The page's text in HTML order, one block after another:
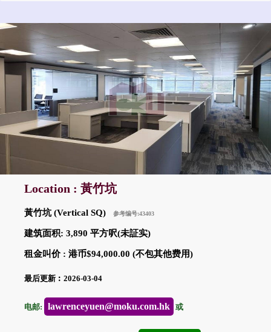
Location : 黃竹坑
黃竹坑 (Vertical SQ) 参考编号:43403
建筑面积: 3,890 平方呎(未証实)
租金叫价 : 港币$94,000.00 (不包其他费用)
最后更新︰2026-03-04
电邮: lawrenceyuen@moku.com.hk 或